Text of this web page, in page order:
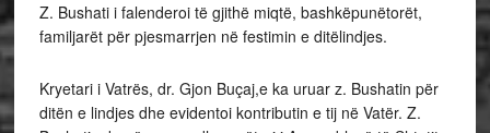
Z. Bushati i falenderoi të gjithë miqtë, bashkëpunëtorët,
familjarët për pjesmarrjen në festimin e ditëlindjes.
Kryetari i Vatrës, dr. Gjon Buçaj,e ka uruar z. Bushatin për
ditën e lindjes dhe evidentoi kontributin e tij në Vatër. Z.